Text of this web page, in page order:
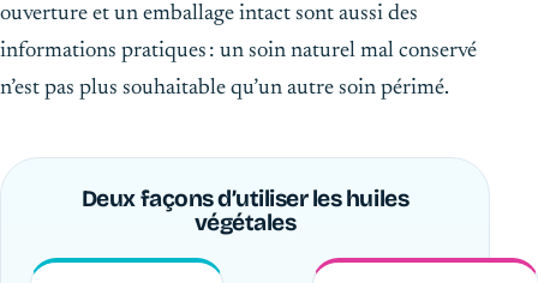
ouverture et un emballage intact sont aussi des
informations pratiques : un soin naturel mal conservé
n’est pas plus souhaitable qu’un autre soin périmé.
Deux façons d’utiliser les huiles
végétales